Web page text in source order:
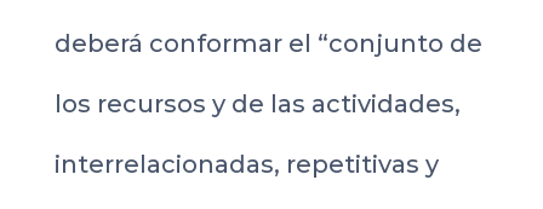
deberá conformar el “conjunto de
los recursos y de las actividades,
interrelacionadas, repetitivas y